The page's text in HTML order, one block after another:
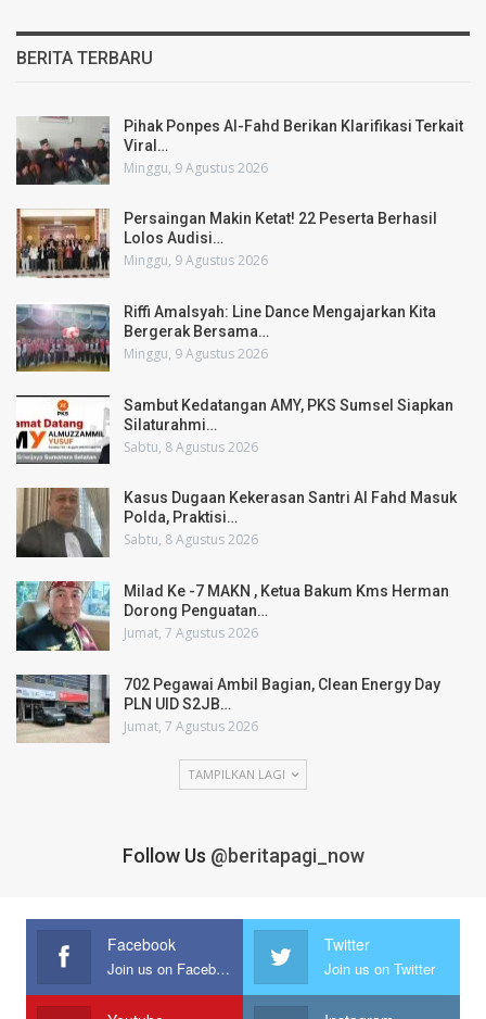
BERITA TERBARU
Pihak Ponpes Al-Fahd Berikan Klarifikasi Terkait
Viral…
Minggu, 9 Agustus 2026
Persaingan Makin Ketat! 22 Peserta Berhasil
Lolos Audisi…
Minggu, 9 Agustus 2026
Riffi Amalsyah: Line Dance Mengajarkan Kita
Bergerak Bersama…
Minggu, 9 Agustus 2026
Sambut Kedatangan AMY, PKS Sumsel Siapkan
Silaturahmi…
Sabtu, 8 Agustus 2026
Kasus Dugaan Kekerasan Santri Al Fahd Masuk
Polda, Praktisi…
Sabtu, 8 Agustus 2026
Milad Ke -7 MAKN , Ketua Bakum Kms Herman
Dorong Penguatan…
Jumat, 7 Agustus 2026
702 Pegawai Ambil Bagian, Clean Energy Day
PLN UID S2JB…
Jumat, 7 Agustus 2026
TAMPILKAN LAGI
Follow Us @beritapagi_now
Facebook
Join us on Facebook
Twitter
Join us on Twitter